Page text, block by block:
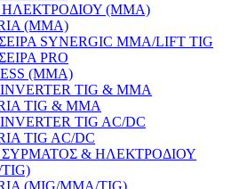
ΗΛΕΚΤΡΟΔΙΟΥ (MMA)
(MMA)
SYNERGIC MMA/LIFT TIG
PRO
(ΜΜΑ)
TIG & MMA
TIG & MMA
TIG AC/DC
TIG AC/DC
ΣΥΡΜΑΤΟΣ & ΗΛΕΚΤΡΟΔΙΟΥ